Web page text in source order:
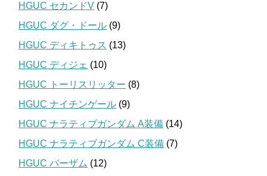
HGUC セカンドV (7)
HGUC ダグ・ドール (9)
HGUC ディキトゥス (13)
HGUC ディジェ (10)
HGUC トーリスリッター (8)
HGUC ナイチンゲール (9)
HGUC ナラティブガンダム A装備 (14)
HGUC ナラティブガンダム C装備 (7)
HGUC バーザム (12)